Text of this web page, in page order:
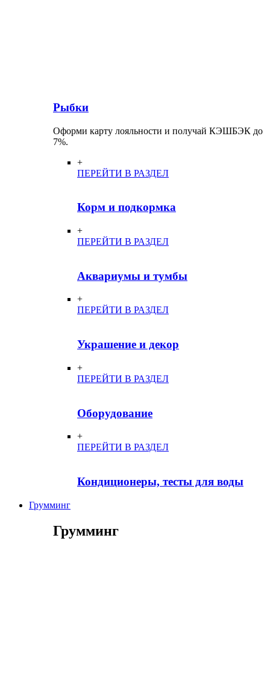
Рыбки
Оформи карту лояльности и получай КЭШБЭК до
7%.
+
ПЕРЕЙТИ В РАЗДЕЛ
Корм и подкормка
+
ПЕРЕЙТИ В РАЗДЕЛ
Аквариумы и тумбы
+
ПЕРЕЙТИ В РАЗДЕЛ
Украшение и декор
+
ПЕРЕЙТИ В РАЗДЕЛ
Оборудование
+
ПЕРЕЙТИ В РАЗДЕЛ
Кондиционеры, тесты для воды
Грумминг
Грумминг